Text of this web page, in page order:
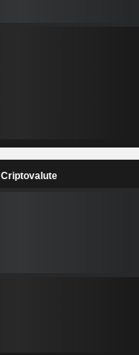
Criptovalute